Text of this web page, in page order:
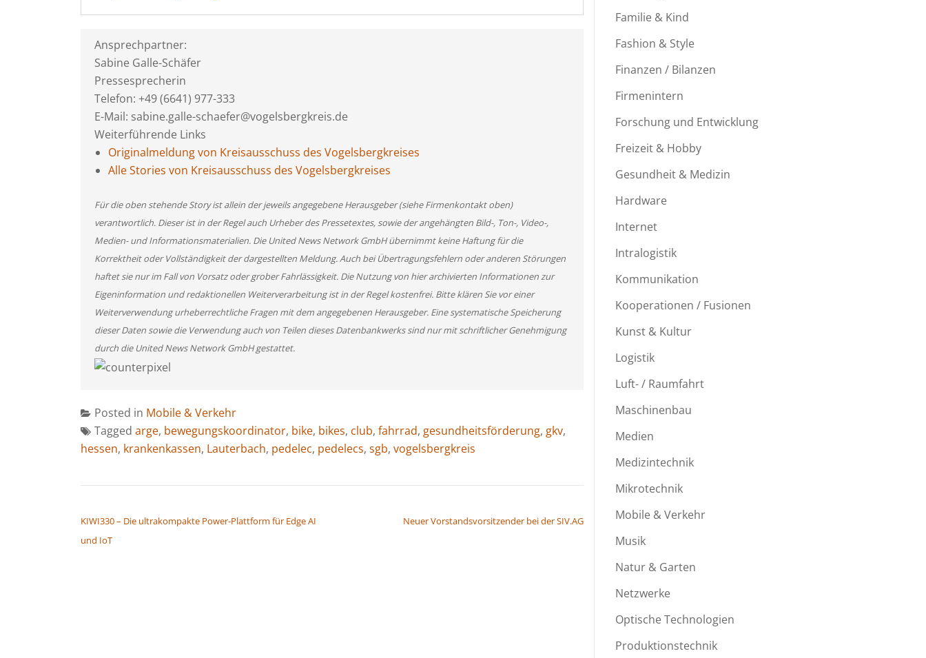
Ansprechpartner:
Sabine Galle-Schäfer
Pressesprecherin
Telefon: +49 (6641) 977-333
E-Mail: sabine.galle-schaefer@vogelsbergkreis.de
Weiterführende Links
Originalmeldung von Kreisausschuss des Vogelsbergkreises
Alle Stories von Kreisausschuss des Vogelsbergkreises
Für die oben stehende Story ist allein der jeweils angegebene Herausgeber (siehe Firmenkontakt oben)
verantwortlich. Dieser ist in der Regel auch Urheber des Pressetextes, sowie der angehängten Bild-, Ton-, Video-,
Medien- und Informationsmaterialien. Die United News Network GmbH übernimmt keine Haftung für die
Korrektheit oder Vollständigkeit der dargestellten Meldung. Auch bei Übertragungsfehlern oder anderen Störungen
haftet sie nur im Fall von Vorsatz oder grober Fahrlässigkeit. Die Nutzung von hier archivierten Informationen zur
Eigeninformation und redaktionellen Weiterverarbeitung ist in der Regel kostenfrei. Bitte klären Sie vor einer
Weiterverwendung urheberrechtliche Fragen mit dem angegebenen Herausgeber. Eine systematische Speicherung
dieser Daten sowie die Verwendung auch von Teilen dieses Datenbankwerks sind nur mit schriftlicher Genehmigung
durch die United News Network GmbH gestattet.
Posted in Mobile & Verkehr
Tagged arge, bewegungskoordinator, bike, bikes, club, fahrrad, gesundheitsförderung, gkv,
hessen, krankenkassen, Lauterbach, pedelec, pedelecs, sgb, vogelsbergkreis
KIWI330 – Die ultrakompakte Power-Plattform für Edge AI
und IoT
Neuer Vorstandsvorsitzender bei der SIV.AG
Familie & Kind
Fashion & Style
Finanzen / Bilanzen
Firmenintern
Forschung und Entwicklung
Freizeit & Hobby
Gesundheit & Medizin
Hardware
Internet
Intralogistik
Kommunikation
Kooperationen / Fusionen
Kunst & Kultur
Logistik
Luft- / Raumfahrt
Maschinenbau
Medien
Medizintechnik
Mikrotechnik
Mobile & Verkehr
Musik
Natur & Garten
Netzwerke
Optische Technologien
Produktionstechnik